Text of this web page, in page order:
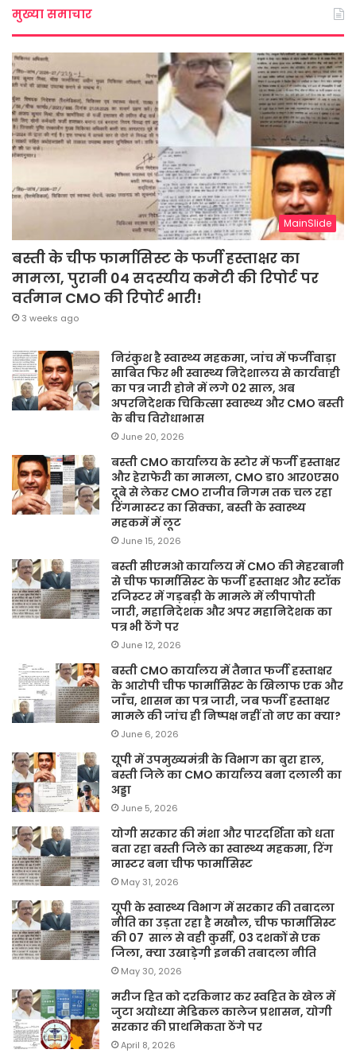
मुख्या समाचार
MainSlide
बस्ती के चीफ फार्मासिस्ट के फर्जी हस्ताक्षर का
मामला, पुरानी 04 सदस्यीय कमेटी की रिपोर्ट पर
वर्तमान CMO की रिपोर्ट भारी!
3 weeks ago
निरंकुश है स्वास्थ्य महकमा, जांच में फर्जीवाड़ा
साबित फिर भी स्वास्थ्य निदेशालय से कार्यवाही
का पत्र जारी होने में लगे 02 साल, अब
अपरनिदेशक चिकित्सा स्वास्थ्य और CMO बस्ती
के बीच विरोधाभास
June 20, 2026
बस्ती CMO कार्यालय के स्टोर में फर्जी हस्ताक्षर
और हेराफेरी का मामला, CMO डा० आर०एस०
दूबे से लेकर CMO राजीव निगम तक चल रहा
रिंगमास्टर का सिक्का, बस्ती के स्वास्थ्य
महकमें में लूट
June 15, 2026
बस्ती सीएमओ कार्यालय में CMO की मेहरबानी
से चीफ फार्मासिस्ट के फर्जी हस्ताक्षर और स्टॉक
रजिस्टर में गड़बड़ी के मामले में लीपापोती
जारी, महानिदेशक और अपर महानिदेशक का
पत्र भी ठेंगे पर
June 12, 2026
बस्ती CMO कार्यालय में तैनात फर्जी हस्ताक्षर
के आरोपी चीफ फार्मासिस्ट के खिलाफ एक और
जाँच, शासन का पत्र जारी, जब फर्जी हस्ताक्षर
मामले की जांच ही निष्पक्ष नहीं तो नए का क्या?
June 6, 2026
यूपी में उपमुख्यमंत्री के विभाग का बुरा हाल,
बस्ती जिले का CMO कार्यालय बना दलाली का
अड्डा
June 5, 2026
योगी सरकार की मंशा और पारदर्शिता को धता
बता रहा बस्ती जिले का स्वास्थ्य महकमा, रिंग
मास्टर बना चीफ फार्मासिस्ट
May 31, 2026
यूपी के स्वास्थ्य विभाग में सरकार की तबादला
नीति का उड़ता रहा है मखौल, चीफ फार्मासिस्ट
की 07 साल से वही कुर्सी, 03 दशकों से एक
जिला, क्या उखाड़ेगी इनकी तबादला नीति
May 30, 2026
मरीज हित को दरकिनार कर स्वहित के खेल में
जुटा अयोध्या मेडिकल कालेज प्रशासन, योगी
सरकार की प्राथमिकता ठेंगे पर
April 8, 2026